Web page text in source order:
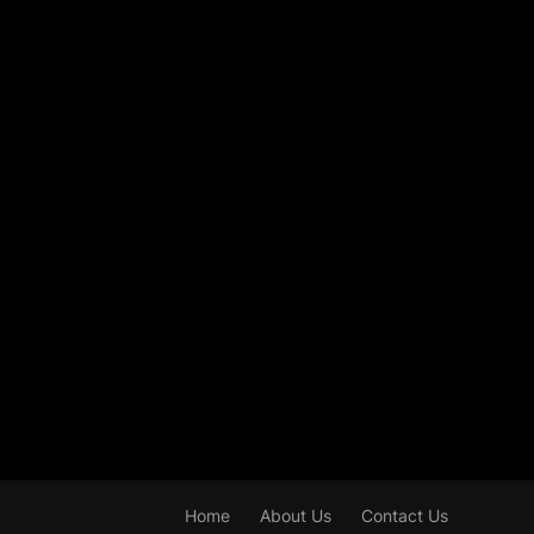
Home About Us Contact Us